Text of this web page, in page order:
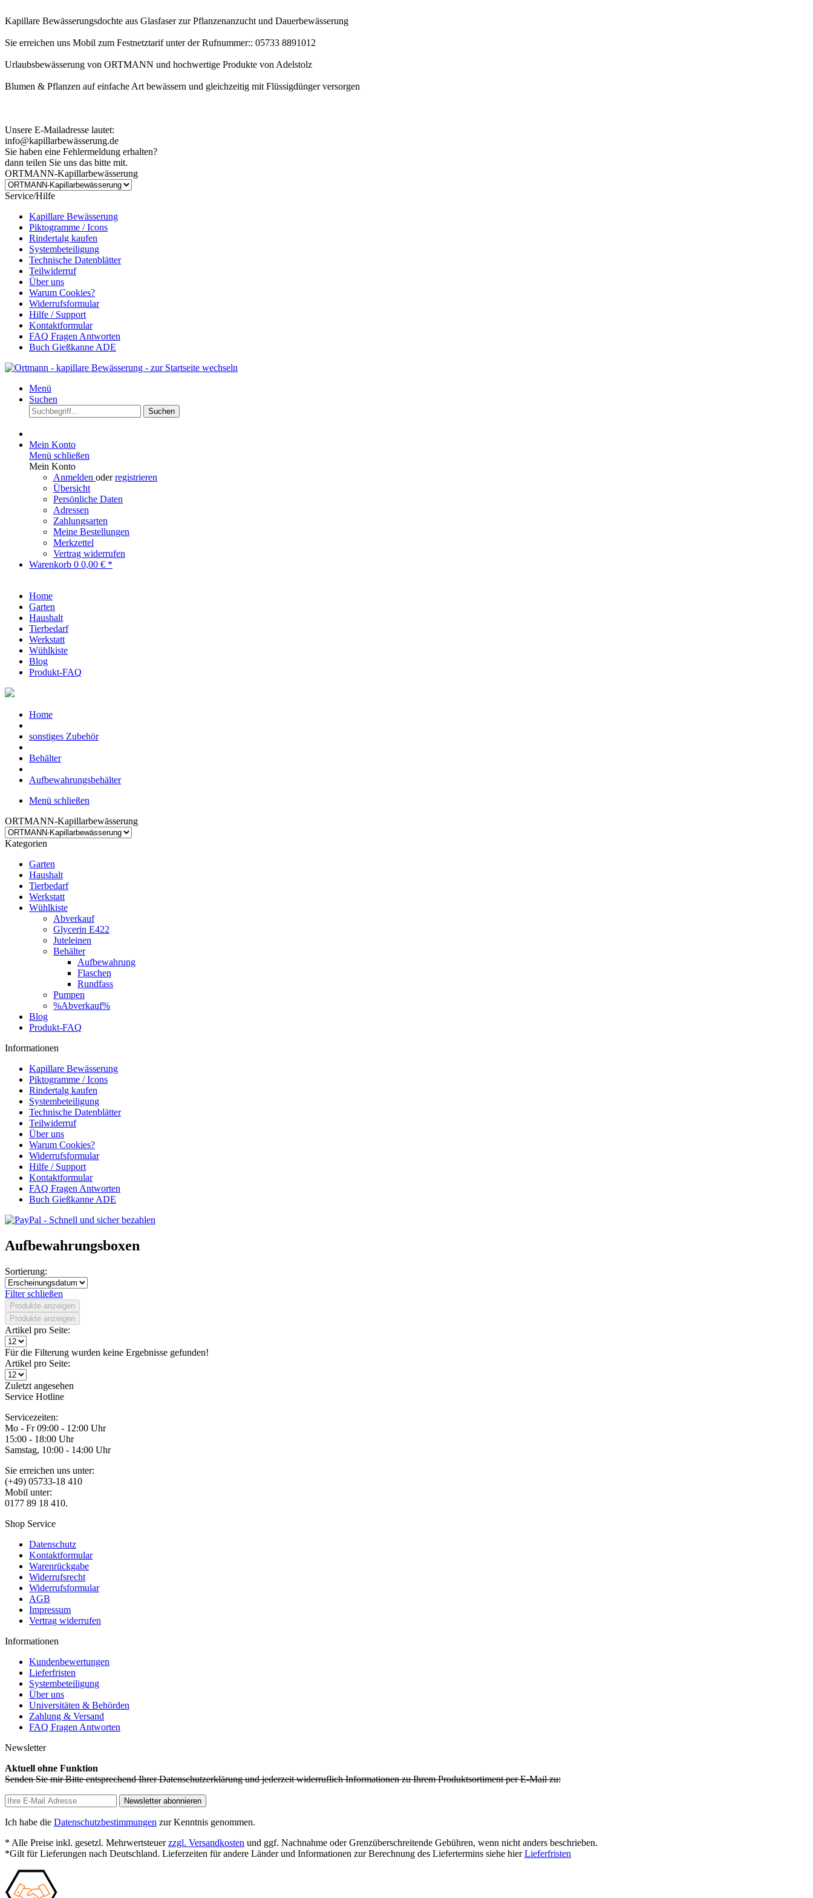
Kapillare Bewässerungsdochte aus Glasfaser zur Pflanzenanzucht und Dauerbewässerung
Sie erreichen uns Mobil zum Festnetztarif unter der Rufnummer:: 05733 8891012
Urlaubsbewässerung von ORTMANN und hochwertige Produkte von Adelstolz
Blumen & Pflanzen auf einfache Art bewässern und gleichzeitig mit Flüssigdünger versorgen
Unsere E-Mailadresse lautet:
info@kapillarbewässerung.de
Sie haben eine Fehlermeldung erhalten?
dann teilen Sie uns das bitte mit.
ORTMANN-Kapillarbewässerung
Service/Hilfe
Kapillare Bewässerung
Piktogramme / Icons
Rindertalg kaufen
Systembeteiligung
Technische Datenblätter
Teilwiderruf
Über uns
Warum Cookies?
Widerrufsformular
Hilfe / Support
Kontaktformular
FAQ Fragen Antworten
Buch Gießkanne ADE
Menü
Suchen
Suchen
Mein Konto
Menü schließen
Mein Konto
Anmelden oderregistrieren
Übersicht
Persönliche Daten
Adressen
Zahlungsarten
Meine Bestellungen
Merkzettel
Vertrag widerrufen
Warenkorb 0 0,00 € *
Home
Garten
Haushalt
Tierbedarf
Werkstatt
Wühlkiste
Blog
Produkt-FAQ
Home
sonstiges Zubehör
Behälter
Aufbewahrungsbehälter
Menü schließen
ORTMANN-Kapillarbewässerung
Kategorien
Garten
Haushalt
Tierbedarf
Werkstatt
Wühlkiste
Abverkauf
Glycerin E422
Juteleinen
Behälter
Aufbewahrung
Flaschen
Rundfass
Pumpen
%Abverkauf%
Blog
Produkt-FAQ
Informationen
Kapillare Bewässerung
Piktogramme / Icons
Rindertalg kaufen
Systembeteiligung
Technische Datenblätter
Teilwiderruf
Über uns
Warum Cookies?
Widerrufsformular
Hilfe / Support
Kontaktformular
FAQ Fragen Antworten
Buch Gießkanne ADE
Aufbewahrungsboxen
Sortierung:
Filter schließen
Produkte anzeigen
Produkte anzeigen
Artikel pro Seite:
Für die Filterung wurden keine Ergebnisse gefunden!
Artikel pro Seite:
Zuletzt angesehen
Service Hotline
Servicezeiten:
Mo - Fr 09:00 - 12:00 Uhr
15:00 - 18:00 Uhr
Samstag, 10:00 - 14:00 Uhr
Sie erreichen uns unter:
(+49) 05733-18 410
Mobil unter:
0177 89 18 410.
Shop Service
Datenschutz
Kontaktformular
Warenrückgabe
Widerrufsrecht
Widerrufsformular
AGB
Impressum
Vertrag widerrufen
Informationen
Kundenbewertungen
Lieferfristen
Systembeteiligung
Über uns
Universitäten & Behörden
Zahlung & Versand
FAQ Fragen Antworten
Newsletter
Aktuell ohne Funktion
Senden Sie mir Bitte entsprechend Ihrer Datenschutzerklärung und jederzeit widerruflich Informationen zu Ihrem Produktsortiment per E-Mail zu:
Newsletter abonnieren
Ich habe die Datenschutzbestimmungen zur Kenntnis genommen.
* Alle Preise inkl. gesetzl. Mehrwertsteuerzzgl. Versandkosten und ggf. Nachnahme oder Grenzüberschreitende Gebühren, wenn nicht anders beschrieben.
*Gilt für Lieferungen nach Deutschland. Lieferzeiten für andere Länder und Informationen zur Berechnung des Liefertermins siehe hierLieferfristen